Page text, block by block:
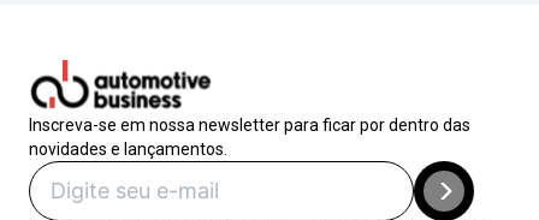
Inscreva-se em nossa newsletter para ficar por dentro das
novidades e lançamentos.